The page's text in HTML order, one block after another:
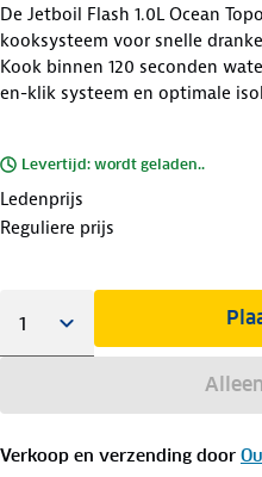
De Jetboil Flash 1.0L Ocean
kooksysteem voor snelle
Kook binnen 120 seconden
en-klik systeem en optimale
Levertijd: wordt geladen..
Ledenprijs
Reguliere prijs
Verkoop en verzending door